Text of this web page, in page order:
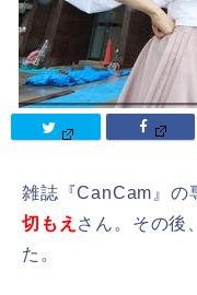
雑誌『CanCam』の
切もえ さん。その後
た。